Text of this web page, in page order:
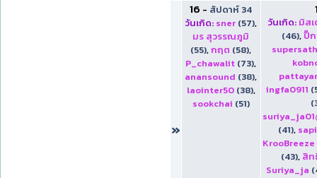
»
16 - สัปดาห์ 34
วันเกิด: sner (57),
มร สุวรรณภูมิ
(55),กฤต (58),
P_chawalit (73),
anansound (38),
laointer50 (38),
sookchai (51)
วันเกิด: มิส
(46),ปิ๊ก
ingfa0911
(41),
KrooBreeze
(43), สิ
Suriya_ja